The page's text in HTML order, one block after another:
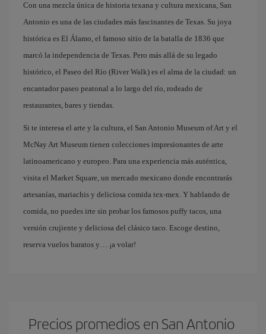
Con una mezcla única de historia texana y cultura mexicana, San
Antonio es una de las ciudades más fascinantes de Texas. Su joya
histórica es El Álamo, el famoso sitio de la batalla de 1836 que
marcó la independencia de Texas. Pero más allá de su legado
histórico, el Paseo del Río (River Walk) es el alma de la ciudad: un
encantador paseo peatonal a lo largo del río, rodeado de
restaurantes, bares y tiendas.
Si te interesa el arte y la cultura, el San Antonio Museum of Art y el
McNay Art Museum tienen colecciones impresionantes de arte
latinoamericano y europeo. Para una experiencia más auténtica,
visita el Market Square, un mercado mexicano donde encontrarás
artesanías, mariachis y deliciosa comida tex-mex. Y hablando de
comida, no puedes irte sin probar los famosos puffy tacos, una
versión crujiente y deliciosa del clásico taco. Escoge destino,
reserva vuelos baratos y… ¡a volar!
Precios promedios en San Antonio